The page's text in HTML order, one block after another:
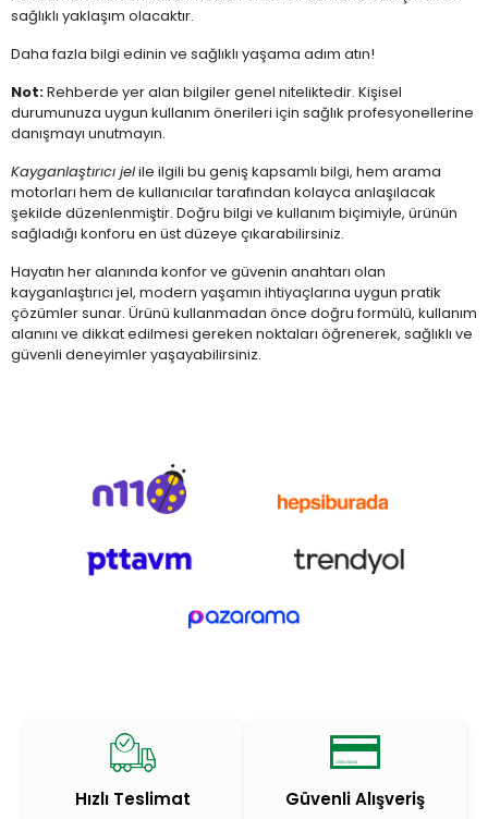
sağlıklı yaklaşım olacaktır.
Daha fazla bilgi edinin ve sağlıklı yaşama adım atın!
Not:Rehberde yer alan bilgiler genel niteliktedir. Kişisel
durumunuza uygun kullanım önerileri için sağlık profesyonellerine
danışmayı unutmayın.
Kayganlaştırıcı jelile ilgili bu geniş kapsamlı bilgi, hem arama
motorları hem de kullanıcılar tarafından kolayca anlaşılacak
şekilde düzenlenmiştir. Doğru bilgi ve kullanım biçimiyle, ürünün
sağladığı konforu en üst düzeye çıkarabilirsiniz.
Hayatın her alanında konfor ve güvenin anahtarı olan
kayganlaştırıcı jel, modern yaşamın ihtiyaçlarına uygun pratik
çözümler sunar. Ürünü kullanmadan önce doğru formülü, kullanım
alanını ve dikkat edilmesi gereken noktaları öğrenerek, sağlıklı ve
güvenli deneyimler yaşayabilirsiniz.
Hızlı Teslimat Güvenli Alışveriş